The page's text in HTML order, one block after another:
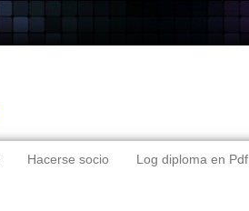
Hacerse socio Log diploma en Pdf